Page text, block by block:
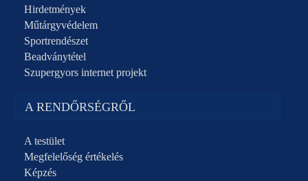
Hirdetmények
Műtárgyvédelem
Sportrendészet
Beadványtétel
Szupergyors internet projekt
A RENDŐRSÉGRŐL
A testület
Megfelelőség értékelés
Képzés